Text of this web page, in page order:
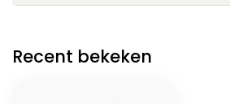
Recent bekeken